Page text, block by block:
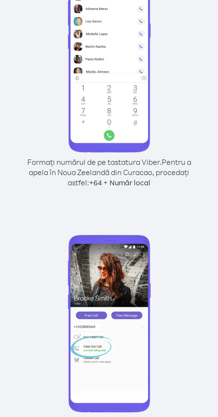
Formați numărul de pe tastatura Viber.Pentru a
apela în Noua Zeelandă din Curacao, procedați
astfel:+64 + Număr local